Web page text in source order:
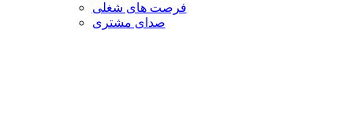
فرصت های شغلی
صدای مشتری